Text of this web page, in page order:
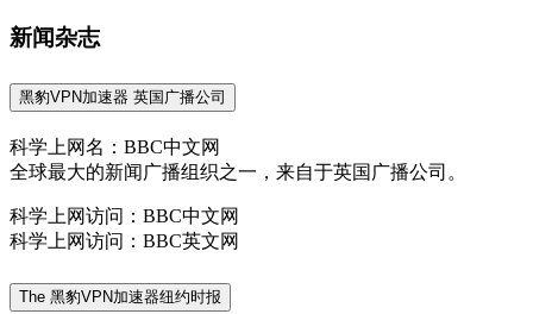
新闻杂志
黑豹VPN加速器 英国广播公司
科学上网名：BBC中文网
全球最大的新闻广播组织之一，来自于英国广播公司。
科学上网访问：BBC中文网
科学上网访问：BBC英文网
The 黑豹VPN加速器纽约时报